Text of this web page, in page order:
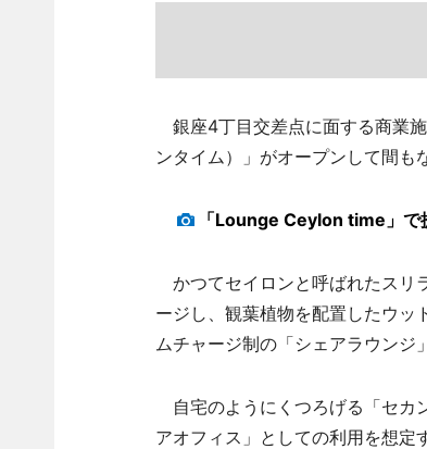
銀座4丁目交差点に面する商業
ンタイム）」がオープンして間も
「Lounge Ceylon time」で
かつてセイロンと呼ばれたスリ
ージし、観葉植物を配置したウッ
ムチャージ制の「シェアラウンジ
自宅のようにくつろげる「セカ
アオフィス」としての利用を想定